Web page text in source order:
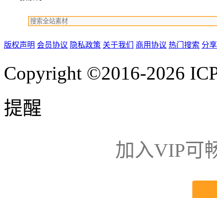
版权声明 会员协议 隐私政策 关于我们 商用协议 热门搜索 分
Copyright ©2016-2026
提醒
加入VIP可